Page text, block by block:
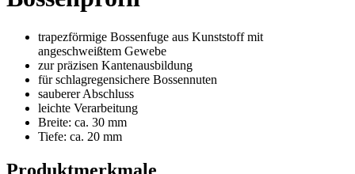
trapezförmige Bossenfuge aus Kunststoff mit
angeschweißtem Gewebe
zur präzisen Kantenausbildung
für schlagregensichere Bossennuten
sauberer Abschluss
leichte Verarbeitung
Breite: ca. 30 mm
Tiefe: ca. 20 mm
Produktmerkmale